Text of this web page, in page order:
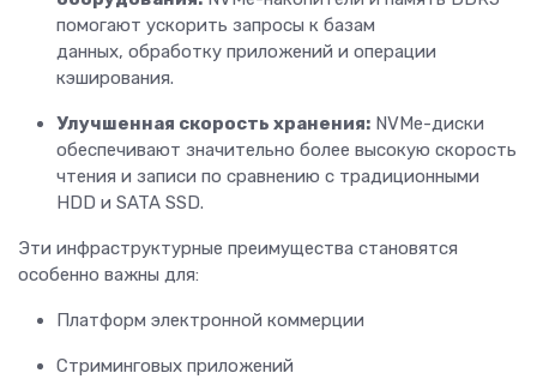
помогают ускорить запросы к базам
данных, обработку приложений и операции
кэширования.
Улучшенная скорость хранения: NVMe-диски
обеспечивают значительно более высокую скорость
чтения и записи по сравнению с традиционными
HDD и SATA SSD.
Эти инфраструктурные преимущества становятся
особенно важны для:
Платформ электронной коммерции
Стриминговых приложений